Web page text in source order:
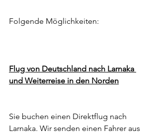
Folgende Möglichkeiten:
Flug von Deutschland nach Larnaka
und Weiterreise in den Norden
Sie buchen einen Direktflug nach
Larnaka. Wir senden einen Fahrer aus